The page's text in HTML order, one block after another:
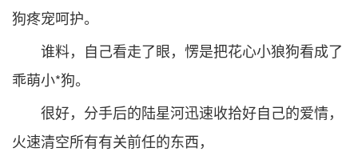
狗疼宠呵护。
谁料，自己看走了眼，愣是把花心小狼狗看成了
乖萌小*狗。
很好，分手后的陆星河迅速收拾好自己的爱情，
火速清空所有有关前任的东西，